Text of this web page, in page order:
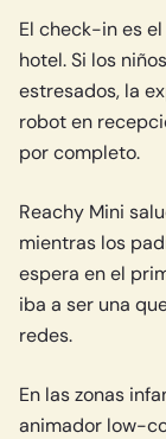
El check-in es
hotel. Si los
estresados, la
robot en
por completo.
Reachy Mini
mientras los
espera en el
iba a ser una
redes.
En las zonas
animador low-